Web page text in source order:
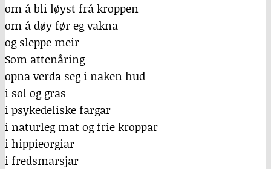
om å bli løyst frå kroppen
om å døy før eg vakna
og sleppe meir
Som attenåring
opna verda seg i naken hud
i sol og gras
i psykedeliske fargar
i naturleg mat og frie kroppar
i hippieorgiar
i fredsmarsjar